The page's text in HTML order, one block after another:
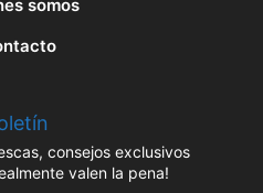
somos
consejos exclusivos
valen la pena!